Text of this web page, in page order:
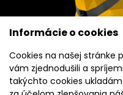
Informácie o cookies
Cookies na našej stránke
vám zjednodušili a
takýchto cookies